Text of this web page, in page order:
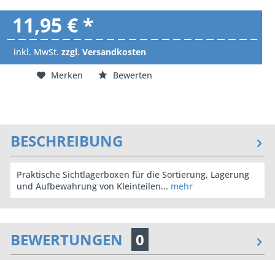
11,95 € *
inkl. MwSt. zzgl. Versandkosten
Merken
Bewerten
BESCHREIBUNG
Praktische Sichtlagerboxen für die Sortierung, Lagerung
und Aufbewahrung von Kleinteilen... mehr
BEWERTUNGEN 0